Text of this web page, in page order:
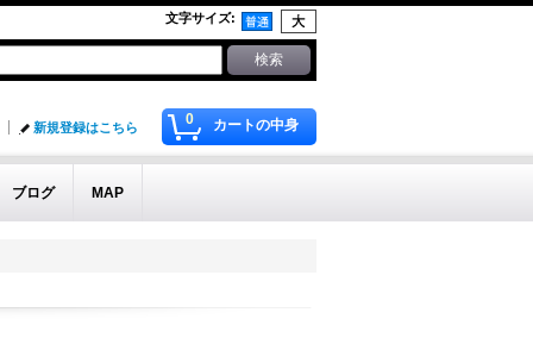
文字サイズ:
0 カートの中身
新規登録はこちら
ブログ MAP